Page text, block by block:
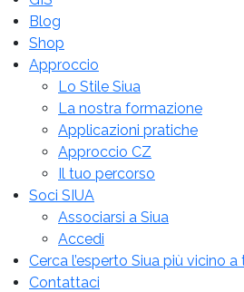
Blog
Shop
Approccio
Lo Stile Siua
La nostra formazione
Applicazioni pratiche
Approccio CZ
Il tuo percorso
Soci SIUA
Associarsi a Siua
Accedi
Cerca l’esperto Siua più vicino a
Contattaci